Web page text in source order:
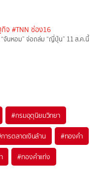
กิจ #TNN ช่อง16
จันหอม” จ่อถล่ม “ญี่ปุ่น” 11 ส.ค.นี้
#กรมอุตุนิยมวิทยา
การตลาดเงินล้าน #ทองคำ
#ทองคำแท่ง